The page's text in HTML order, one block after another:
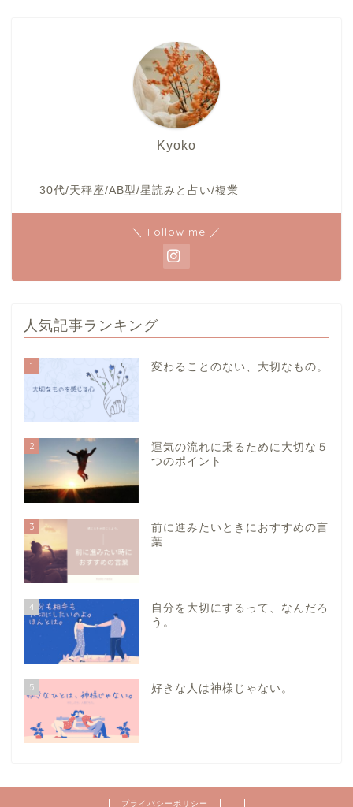
Kyoko
30代/天秤座/AB型/星読みと占い/複業
＼ Follow me ／
人気記事ランキング
1 変わることのない、大切なもの。
2
運気の流れに乗るために大切な５
つのポイント
3
前に進みたいときにおすすめの言
葉
4
自分を大切にするって、なんだろ
う。
5 好きな人は神様じゃない。
プライバシーポリシー